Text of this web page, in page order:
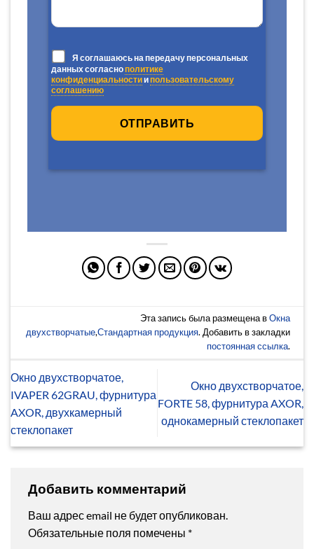
Я соглашаюсь на передачу персональных
данных согласнополитике
конфиденциальностиипользовательскому
соглашению
Эта запись была размещена вОкна
двухстворчатые,Стандартная продукция. Добавить в закладки
постоянная ссылка.
Окно двухстворчатое,
IVAPER 62GRAU, фурнитура
AXOR, двухкамерный
стеклопакет
Окно двухстворчатое,
FORTE 58, фурнитура AXOR,
однокамерный стеклопакет
Добавить комментарий
Ваш адрес email не будет опубликован.
Обязательные поля помечены *